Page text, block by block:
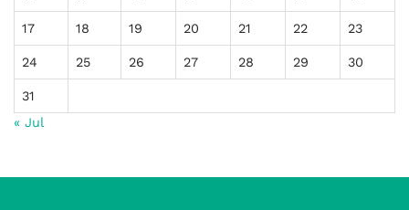
17 18 19 20 21 22 23
24 25 26 27 28 29 30
31
« Jul